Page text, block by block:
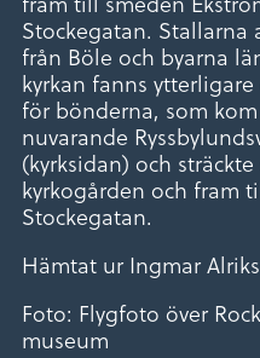
Stockegatan. Stallarna
från Böle och byarna
kyrkan fanns
för bönderna, som
nuvarande
(kyrksidan) och
kyrkogården och fram
Stockegatan.
Hämtat ur Ingmar
Foto: Flygfoto över
museum